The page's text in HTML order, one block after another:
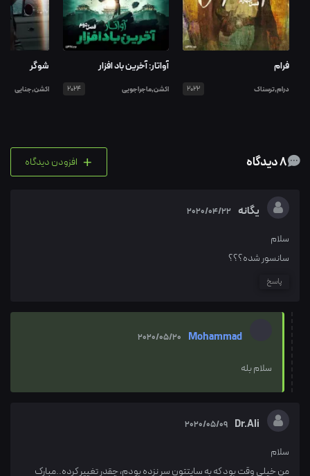
فرام
درام,ترسناک 2022
آواتار: آخرین باد افزار
اکشن,ماجراجویی 2024
شوگر
اکشن,جنایی
+ افزودن دیدگاه
یگانه 2020/04/22
سلام
سانسور شده؟؟؟
پاسخ
Mohammad
2020/05/20
سلام بله
Dr.Ali
2020/05/09
سلام
من خیلی وقت بود که به سایتتون سر نزده بودم، چقدر تغییر کرده..مبارک